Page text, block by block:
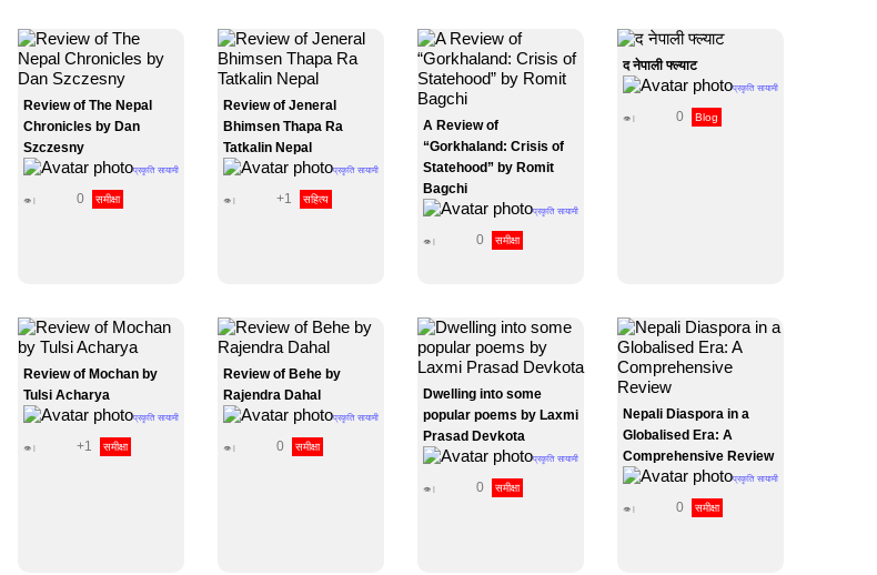
Review of The Nepal
Chronicles by Dan
Szczesny
प्रकृति सायामी
👁 | 0 समीक्षा
Review of Jeneral
Bhimsen Thapa Ra
Tatkalin Nepal
प्रकृति सायामी
👁 | +1 सहित्य
A Review of
“Gorkhaland: Crisis of
Statehood” by Romit
Bagchi
प्रकृति सायामी
👁 | 0 समीक्षा
द नेपाली फ्ल्याट
प्रकृति सायामी
👁 | 0 Blog
Review of Mochan by
Tulsi Acharya
प्रकृति सायामी
👁 | +1 समीक्षा
Review of Behe by
Rajendra Dahal
प्रकृति सायामी
👁 | 0 समीक्षा
Dwelling into some
popular poems by Laxmi
Prasad Devkota
प्रकृति सायामी
👁 | 0 समीक्षा
Nepali Diaspora in a
Globalised Era: A
Comprehensive Review
प्रकृति सायामी
👁 | 0 समीक्षा